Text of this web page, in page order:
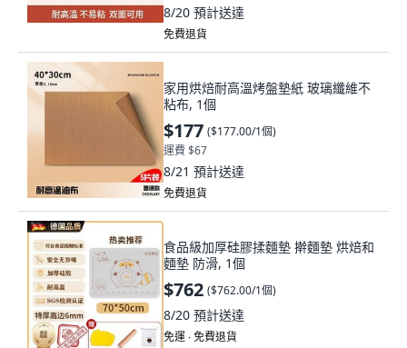
8/20 預計送達
免費退貨
家用烘焙耐高溫烤盤墊紙 玻璃纖維不
粘布, 1個
$177 ($177.00/1個)
運費 $67
8/21 預計送達
免費退貨
食品級加厚硅膠揉麵墊 擀麵墊 烘焙和
麵墊 防滑, 1個
$762 ($762.00/1個)
8/20 預計送達
免運 ∙ 免費退貨